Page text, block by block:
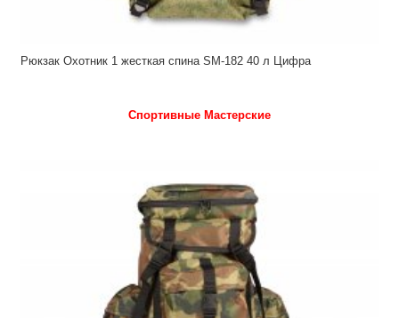
Рюкзак Охотник 1 жесткая спина SM-182 40 л Цифра
Спортивные Мастерские